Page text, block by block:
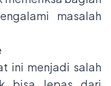
masalah
ini menjadi salah